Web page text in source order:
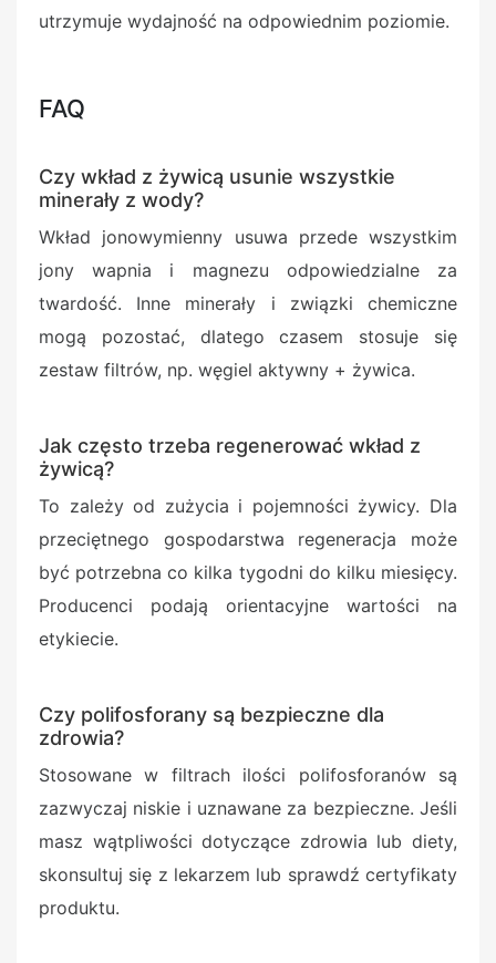
utrzymuje wydajność na odpowiednim poziomie.
FAQ
Czy wkład z żywicą usunie wszystkie
minerały z wody?
Wkład jonowymienny usuwa przede wszystkim
jony wapnia i magnezu odpowiedzialne za
twardość. Inne minerały i związki chemiczne
mogą pozostać, dlatego czasem stosuje się
zestaw filtrów, np. węgiel aktywny + żywica.
Jak często trzeba regenerować wkład z
żywicą?
To zależy od zużycia i pojemności żywicy. Dla
przeciętnego gospodarstwa regeneracja może
być potrzebna co kilka tygodni do kilku miesięcy.
Producenci podają orientacyjne wartości na
etykiecie.
Czy polifosforany są bezpieczne dla
zdrowia?
Stosowane w filtrach ilości polifosforanów są
zazwyczaj niskie i uznawane za bezpieczne. Jeśli
masz wątpliwości dotyczące zdrowia lub diety,
skonsultuj się z lekarzem lub sprawdź certyfikaty
produktu.